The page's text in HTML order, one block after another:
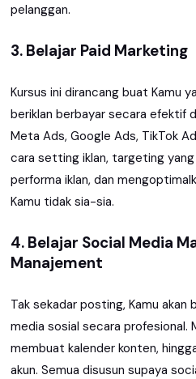
pelanggan.
3. Belajar Paid Marketing
Kursus ini dirancang buat Kamu
beriklan berbayar secara efektif
Meta Ads, Google Ads, TikTok
cara setting iklan, targeting
performa iklan, dan
Kamu tidak sia-sia.
4. Belajar Social Media
Manajement
Tak sekadar posting, Kamu akan
media sosial secara profesional.
membuat kalender konten,
akun. Semua disusun supaya